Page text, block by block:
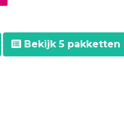
Bekijk 5 pakketten